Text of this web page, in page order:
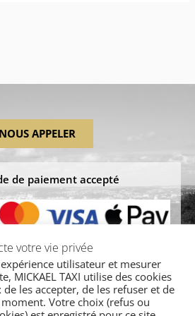
NOUS APPELER
de paiement accepté
NOUS ÉCRIRE
votre vie privée
utilisateur et mesurer
MICKAEL TAXI utilise des cookies
les accepter, de les refuser et de
Votre choix (refus ou